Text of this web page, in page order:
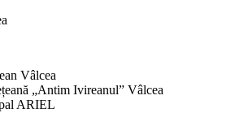
Vâlcea
„Antim Ivireanul” Vâlcea
ARIEL